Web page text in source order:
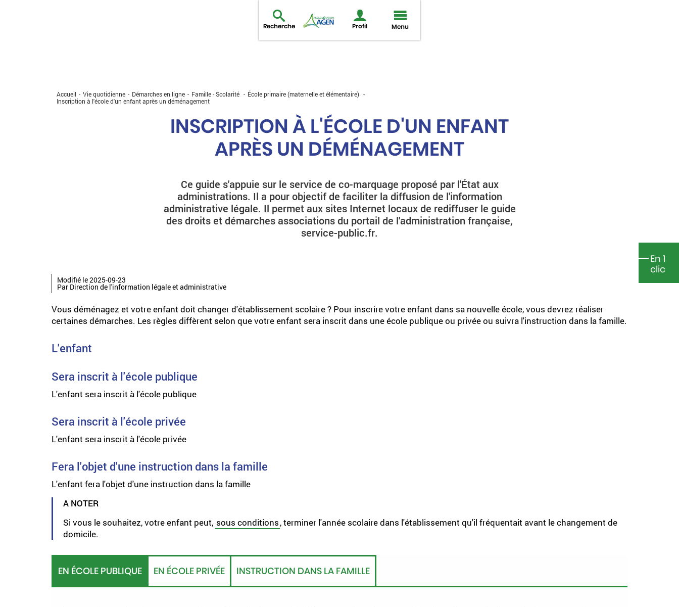
Recherche Profil Menu
En 1
clic
Accueil Vie quotidienne Démarches en ligne Famille - Scolarité
École primaire (maternelle et élémentaire)
Inscription à l'école d'un enfant après un déménagement
INSCRIPTION À L'ÉCOLE D'UN ENFANT
APRÈS UN DÉMÉNAGEMENT
Ce guide s'appuie sur le service de co-marquage proposé par l'État aux
administrations. Il a pour objectif de faciliter la diffusion de l'information
administrative légale. Il permet aux sites Internet locaux de rediffuser le guide
des droits et démarches associations du portail de l'administration française,
service-public.fr.
Modifié le 2025-09-23
Par Direction de l'information légale et administrative
Vous déménagez et votre enfant doit changer d'établissement scolaire ? Pour inscrire votre enfant dans sa nouvelle école, vous devrez réaliser
certaines démarches. Les règles diffèrent selon que votre enfant sera inscrit dans une école publique ou privée ou suivra l'instruction dans la famille.
L'enfant
Sera inscrit à l'école publique
L'enfant sera inscrit à l'école publique
Sera inscrit à l'école privée
L'enfant sera inscrit à l'école privée
Fera l'objet d'une instruction dans la famille
L'enfant fera l'objet d'une instruction dans la famille
A NOTER
Si vous le souhaitez, votre enfant peut, sous conditions, terminer l'année scolaire dans l'établissement qu'il fréquentait avant le changement de
domicile.
EN ÉCOLE PUBLIQUE EN ÉCOLE PRIVÉE INSTRUCTION DANS LA FAMILLE